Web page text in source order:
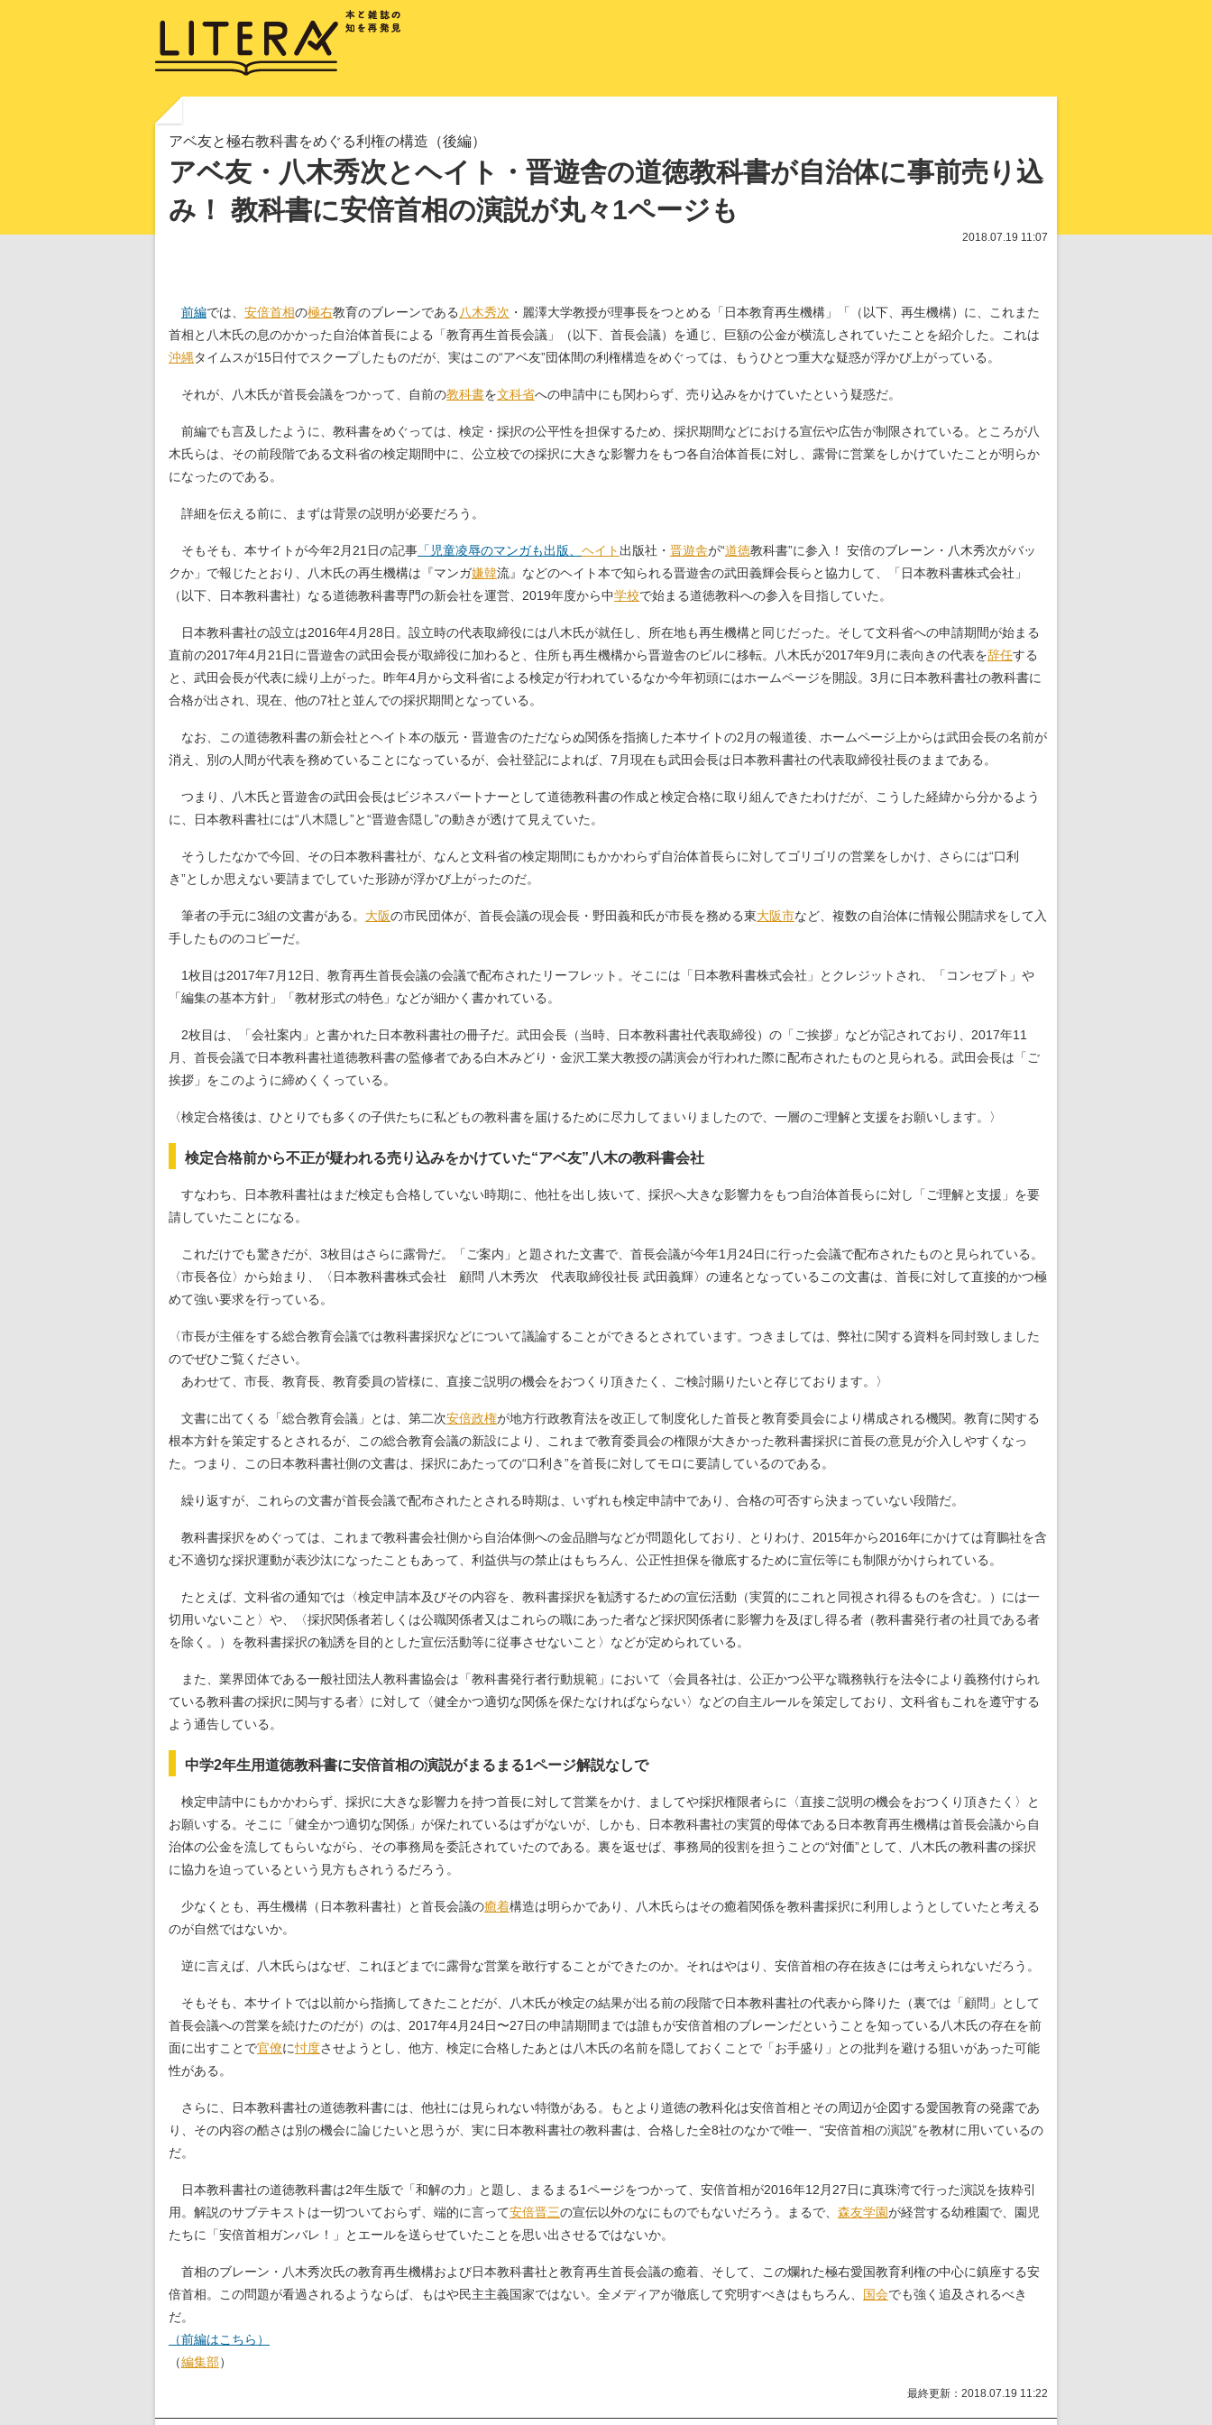
アベ友と極右教科書をめぐる利権の構造（後編）
アベ友・八木秀次とヘイト・晋遊舎の道徳教科書が自治体に事前売り込
み！ 教科書に安倍首相の演説が丸々1ページも
2018.07.19 11:07
前編では、 安倍首相の極右教育のブレーンである 八木秀次 ・麗澤大学教授が理事長をつとめる「日本教育再生機構」「（以下、再生機構）に、これまた
首相と八木氏の息のかかった自治体首長による「教育再生首長会議」（以下、首長会議）を通じ、巨額の公金が横流しされていたことを紹介した。これは
沖縄タイムスが15日付でスクープしたものだが、実はこの“アベ友”団体間の利権構造をめぐっては、もうひとつ重大な疑惑が浮かび上がっている。
それが、八木氏が首長会議をつかって、自前の教科書を文科省への申請中にも関わらず、売り込みをかけていたという疑惑だ。
前編でも言及したように、教科書をめぐっては、検定・採択の公平性を担保するため、採択期間などにおける宣伝や広告が制限されている。ところが八
木氏らは、その前段階である文科省の検定期間中に、公立校での採択に大きな影響力をもつ各自治体首長に対し、露骨に営業をしかけていたことが明らか
になったのである。
詳細を伝える前に、まずは背景の説明が必要だろう。
そもそも、本サイトが今年2月21日の記事 「児童凌辱のマンガも出版、 ヘイト 出版社・ 晋遊舎が“道徳教科書”に参入！ 安倍のブレーン・八木秀次がバッ
クか」で報じたとおり、八木氏の再生機構は『マンガ嫌韓流』などのヘイト本で知られる晋遊舎の武田義輝会長らと協力して、「日本教科書株式会社」
（以下、日本教科書社）なる道徳教科書専門の新会社を運営、2019年度から中学校で始まる道徳教科への参入を目指していた。
日本教科書社の設立は2016年4月28日。設立時の代表取締役には八木氏が就任し、所在地も再生機構と同じだった。そして文科省への申請期間が始まる
直前の2017年4月21日に晋遊舎の武田会長が取締役に加わると、住所も再生機構から晋遊舎のビルに移転。八木氏が2017年9月に表向きの代表を辞任する
と、武田会長が代表に繰り上がった。昨年4月から文科省による検定が行われているなか今年初頭にはホームページを開設。3月に日本教科書社の教科書に
合格が出され、現在、他の7社と並んでの採択期間となっている。
なお、この道徳教科書の新会社とヘイト本の版元・晋遊舎のただならぬ関係を指摘した本サイトの2月の報道後、ホームページ上からは武田会長の名前が
消え、別の人間が代表を務めていることになっているが、会社登記によれば、7月現在も武田会長は日本教科書社の代表取締役社長のままである。
つまり、八木氏と晋遊舎の武田会長はビジネスパートナーとして道徳教科書の作成と検定合格に取り組んできたわけだが、こうした経緯から分かるよう
に、日本教科書社には“八木隠し”と“晋遊舎隠し”の動きが透けて見えていた。
そうしたなかで今回、その日本教科書社が、なんと文科省の検定期間にもかかわらず自治体首長らに対してゴリゴリの営業をしかけ、さらには“口利
き”としか思えない要請までしていた形跡が浮かび上がったのだ。
筆者の手元に3組の文書がある。 大阪の市民団体が、首長会議の現会長・野田義和氏が市長を務める東大阪市など、複数の自治体に情報公開請求をして入
手したもののコピーだ。
1枚目は2017年7月12日、教育再生首長会議の会議で配布されたリーフレット。そこには「日本教科書株式会社」とクレジットされ、「コンセプト」や
「編集の基本方針」「教材形式の特色」などが細かく書かれている。
2枚目は、「会社案内」と書かれた日本教科書社の冊子だ。武田会長（当時、日本教科書社代表取締役）の「ご挨拶」などが記されており、2017年11
月、首長会議で日本教科書社道徳教科書の監修者である白木みどり・金沢工業大教授の講演会が行われた際に配布されたものと見られる。武田会長は「ご
挨拶」をこのように締めくくっている。
〈検定合格後は、ひとりでも多くの子供たちに私どもの教科書を届けるために尽力してまいりましたので、一層のご理解と支援をお願いします。〉
検定合格前から不正が疑われる売り込みをかけていた“アベ友”八木の教科書会社
すなわち、日本教科書社はまだ検定も合格していない時期に、他社を出し抜いて、採択へ大きな影響力をもつ自治体首長らに対し「ご理解と支援」を要
請していたことになる。
これだけでも驚きだが、3枚目はさらに露骨だ。「ご案内」と題された文書で、首長会議が今年1月24日に行った会議で配布されたものと見られている。
〈市長各位〉から始まり、〈日本教科書株式会社 顧問 八木秀次 代表取締役社長 武田義輝〉の連名となっているこの文書は、首長に対して直接的かつ極
めて強い要求を行っている。
〈市長が主催をする総合教育会議では教科書採択などについて議論することができるとされています。つきましては、弊社に関する資料を同封致しました
のでぜひご覧ください。
あわせて、市長、教育長、教育委員の皆様に、直接ご説明の機会をおつくり頂きたく、ご検討賜りたいと存じております。〉
文書に出てくる「総合教育会議」とは、第二次安倍政権が地方行政教育法を改正して制度化した首長と教育委員会により構成される機関。教育に関する
根本方針を策定するとされるが、この総合教育会議の新設により、これまで教育委員会の権限が大きかった教科書採択に首長の意見が介入しやすくなっ
た。つまり、この日本教科書社側の文書は、採択にあたっての“口利き”を首長に対してモロに要請しているのである。
繰り返すが、これらの文書が首長会議で配布されたとされる時期は、いずれも検定申請中であり、合格の可否すら決まっていない段階だ。
教科書採択をめぐっては、これまで教科書会社側から自治体側への金品贈与などが問題化しており、とりわけ、2015年から2016年にかけては育鵬社を含
む不適切な採択運動が表沙汰になったこともあって、利益供与の禁止はもちろん、公正性担保を徹底するために宣伝等にも制限がかけられている。
たとえば、文科省の通知では〈検定申請本及びその内容を、教科書採択を勧誘するための宣伝活動（実質的にこれと同視され得るものを含む。）には一
切用いないこと〉や、〈採択関係者若しくは公職関係者又はこれらの職にあった者など採択関係者に影響力を及ぼし得る者（教科書発行者の社員である者
を除く。）を教科書採択の勧誘を目的とした宣伝活動等に従事させないこと〉などが定められている。
また、業界団体である一般社団法人教科書協会は「教科書発行者行動規範」において〈会員各社は、公正かつ公平な職務執行を法令により義務付けられ
ている教科書の採択に関与する者〉に対して〈健全かつ適切な関係を保たなければならない〉などの自主ルールを策定しており、文科省もこれを遵守する
よう通告している。
中学2年生用道徳教科書に安倍首相の演説がまるまる1ページ解説なしで
検定申請中にもかかわらず、採択に大きな影響力を持つ首長に対して営業をかけ、ましてや採択権限者らに〈直接ご説明の機会をおつくり頂きたく〉と
お願いする。そこに「健全かつ適切な関係」が保たれているはずがないが、しかも、日本教科書社の実質的母体である日本教育再生機構は首長会議から自
治体の公金を流してもらいながら、その事務局を委託されていたのである。裏を返せば、事務局的役割を担うことの“対価”として、八木氏の教科書の採択
に協力を迫っているという見方もされうるだろう。
少なくとも、再生機構（日本教科書社）と首長会議の癒着構造は明らかであり、八木氏らはその癒着関係を教科書採択に利用しようとしていたと考える
のが自然ではないか。
逆に言えば、八木氏らはなぜ、これほどまでに露骨な営業を敢行することができたのか。それはやはり、安倍首相の存在抜きには考えられないだろう。
そもそも、本サイトでは以前から指摘してきたことだが、八木氏が検定の結果が出る前の段階で日本教科書社の代表から降りた（裏では「顧問」として
首長会議への営業を続けたのだが）のは、2017年4月24日〜27日の申請期間までは誰もが安倍首相のブレーンだということを知っている八木氏の存在を前
面に出すことで官僚に忖度させようとし、他方、検定に合格したあとは八木氏の名前を隠しておくことで「お手盛り」との批判を避ける狙いがあった可能
性がある。
さらに、日本教科書社の道徳教科書には、他社には見られない特徴がある。もとより道徳の教科化は安倍首相とその周辺が企図する愛国教育の発露であ
り、その内容の酷さは別の機会に論じたいと思うが、実に日本教科書社の教科書は、合格した全8社のなかで唯一、“安倍首相の演説”を教材に用いているの
だ。
日本教科書社の道徳教科書は2年生版で「和解の力」と題し、まるまる1ページをつかって、安倍首相が2016年12月27日に真珠湾で行った演説を抜粋引
用。解説のサブテキストは一切ついておらず、端的に言って安倍晋三の宣伝以外のなにものでもないだろう。まるで、 森友学園が経営する幼稚園で、園児
たちに「安倍首相ガンバレ！」とエールを送らせていたことを思い出させるではないか。
首相のブレーン・八木秀次氏の教育再生機構および日本教科書社と教育再生首長会議の癒着、そして、この爛れた極右愛国教育利権の中心に鎮座する安
倍首相。この問題が看過されるようならば、もはや民主主義国家ではない。全メディアが徹底して究明すべきはもちろん、
国会でも強く追及されるべき
だ。
（前編はこちら）
（編集部）
最終更新：2018.07.19 11:22